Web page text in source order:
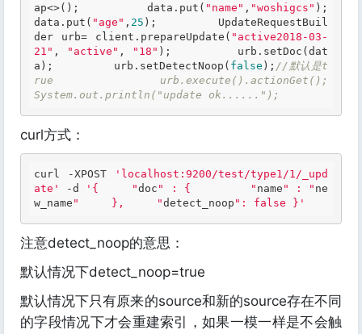
ap<>();         data.put( "name" , "woshigcs" );
data.put( "age" , 25 );         UpdateRequestBuil
der urb= client.prepareUpdate( "active2018-03-
21" , "active" , "18" );         urb.setDoc(dat
a);         urb.setDetectNoop( false ); //默认是t
rue         urb.execute().actionGet();
System.out.println("update ok......");
curl方式：
curl -XPOST
'localhost:9200/test/type1/1/_upd
ate'
-d '{     "doc " : {         " name " : " ne
w_name "     },     "detect_noop ": false }'
注意detect_noop的意思：
默认情况下detect_noop=true
默认情况下只有原来的source和新的source存在不同
的字段情况下才会重建索引，如果一模一样是不会触